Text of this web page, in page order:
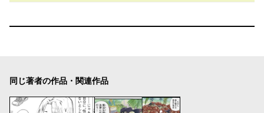
同じ著者の作品・関連作品